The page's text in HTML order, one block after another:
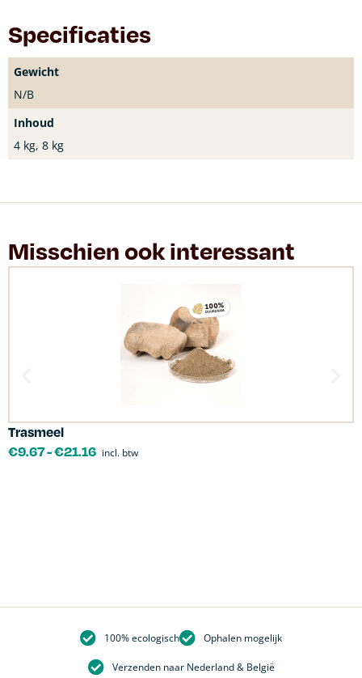
Specificaties
Gewicht
N/B
Inhoud
4 kg, 8 kg
Misschien ook interessant
Trasmeel
€9.67-€21.16 incl. btw
100% ecologisch Ophalen mogelijk
Verzenden naar Nederland & België